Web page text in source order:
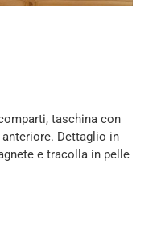
taschina con
Dettaglio in
e tracolla in pelle